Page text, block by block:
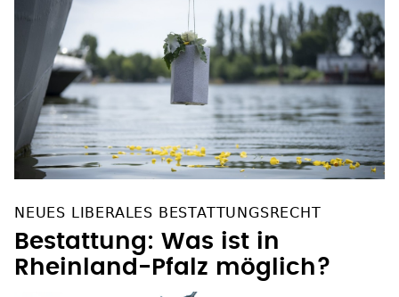
NEUES LIBERALES BESTATTUNGSRECHT
Bestattung: Was ist in
Rheinland-Pfalz möglich?